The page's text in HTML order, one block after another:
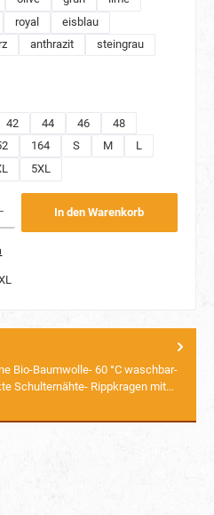
royal
eisblau
anthrazit
steingrau
42 44 46
48
164 S M
L
5XL
In den Warenkorb
Bio-Baumwolle- 60 °C waschbar-
Schulternähte- Rippkragen mit…